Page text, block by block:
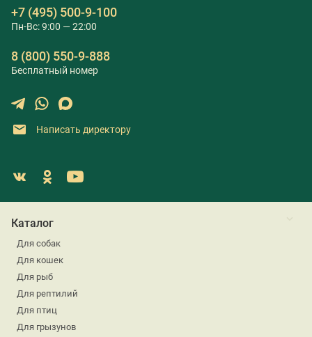
+7 (495) 500-9-100
Пн-Вс: 9:00 — 22:00
8 (800) 550-9-888
Бесплатный номер
Написать директору
Каталог
Для собак
Для кошек
Для рыб
Для рептилий
Для птиц
Для грызунов